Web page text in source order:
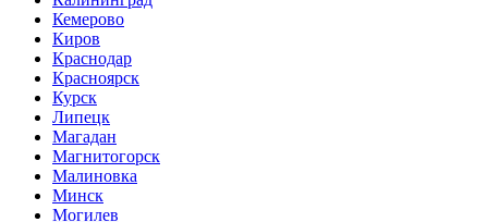
Кемерово
Киров
Краснодар
Красноярск
Курск
Липецк
Магадан
Магнитогорск
Малиновка
Минск
Могилев